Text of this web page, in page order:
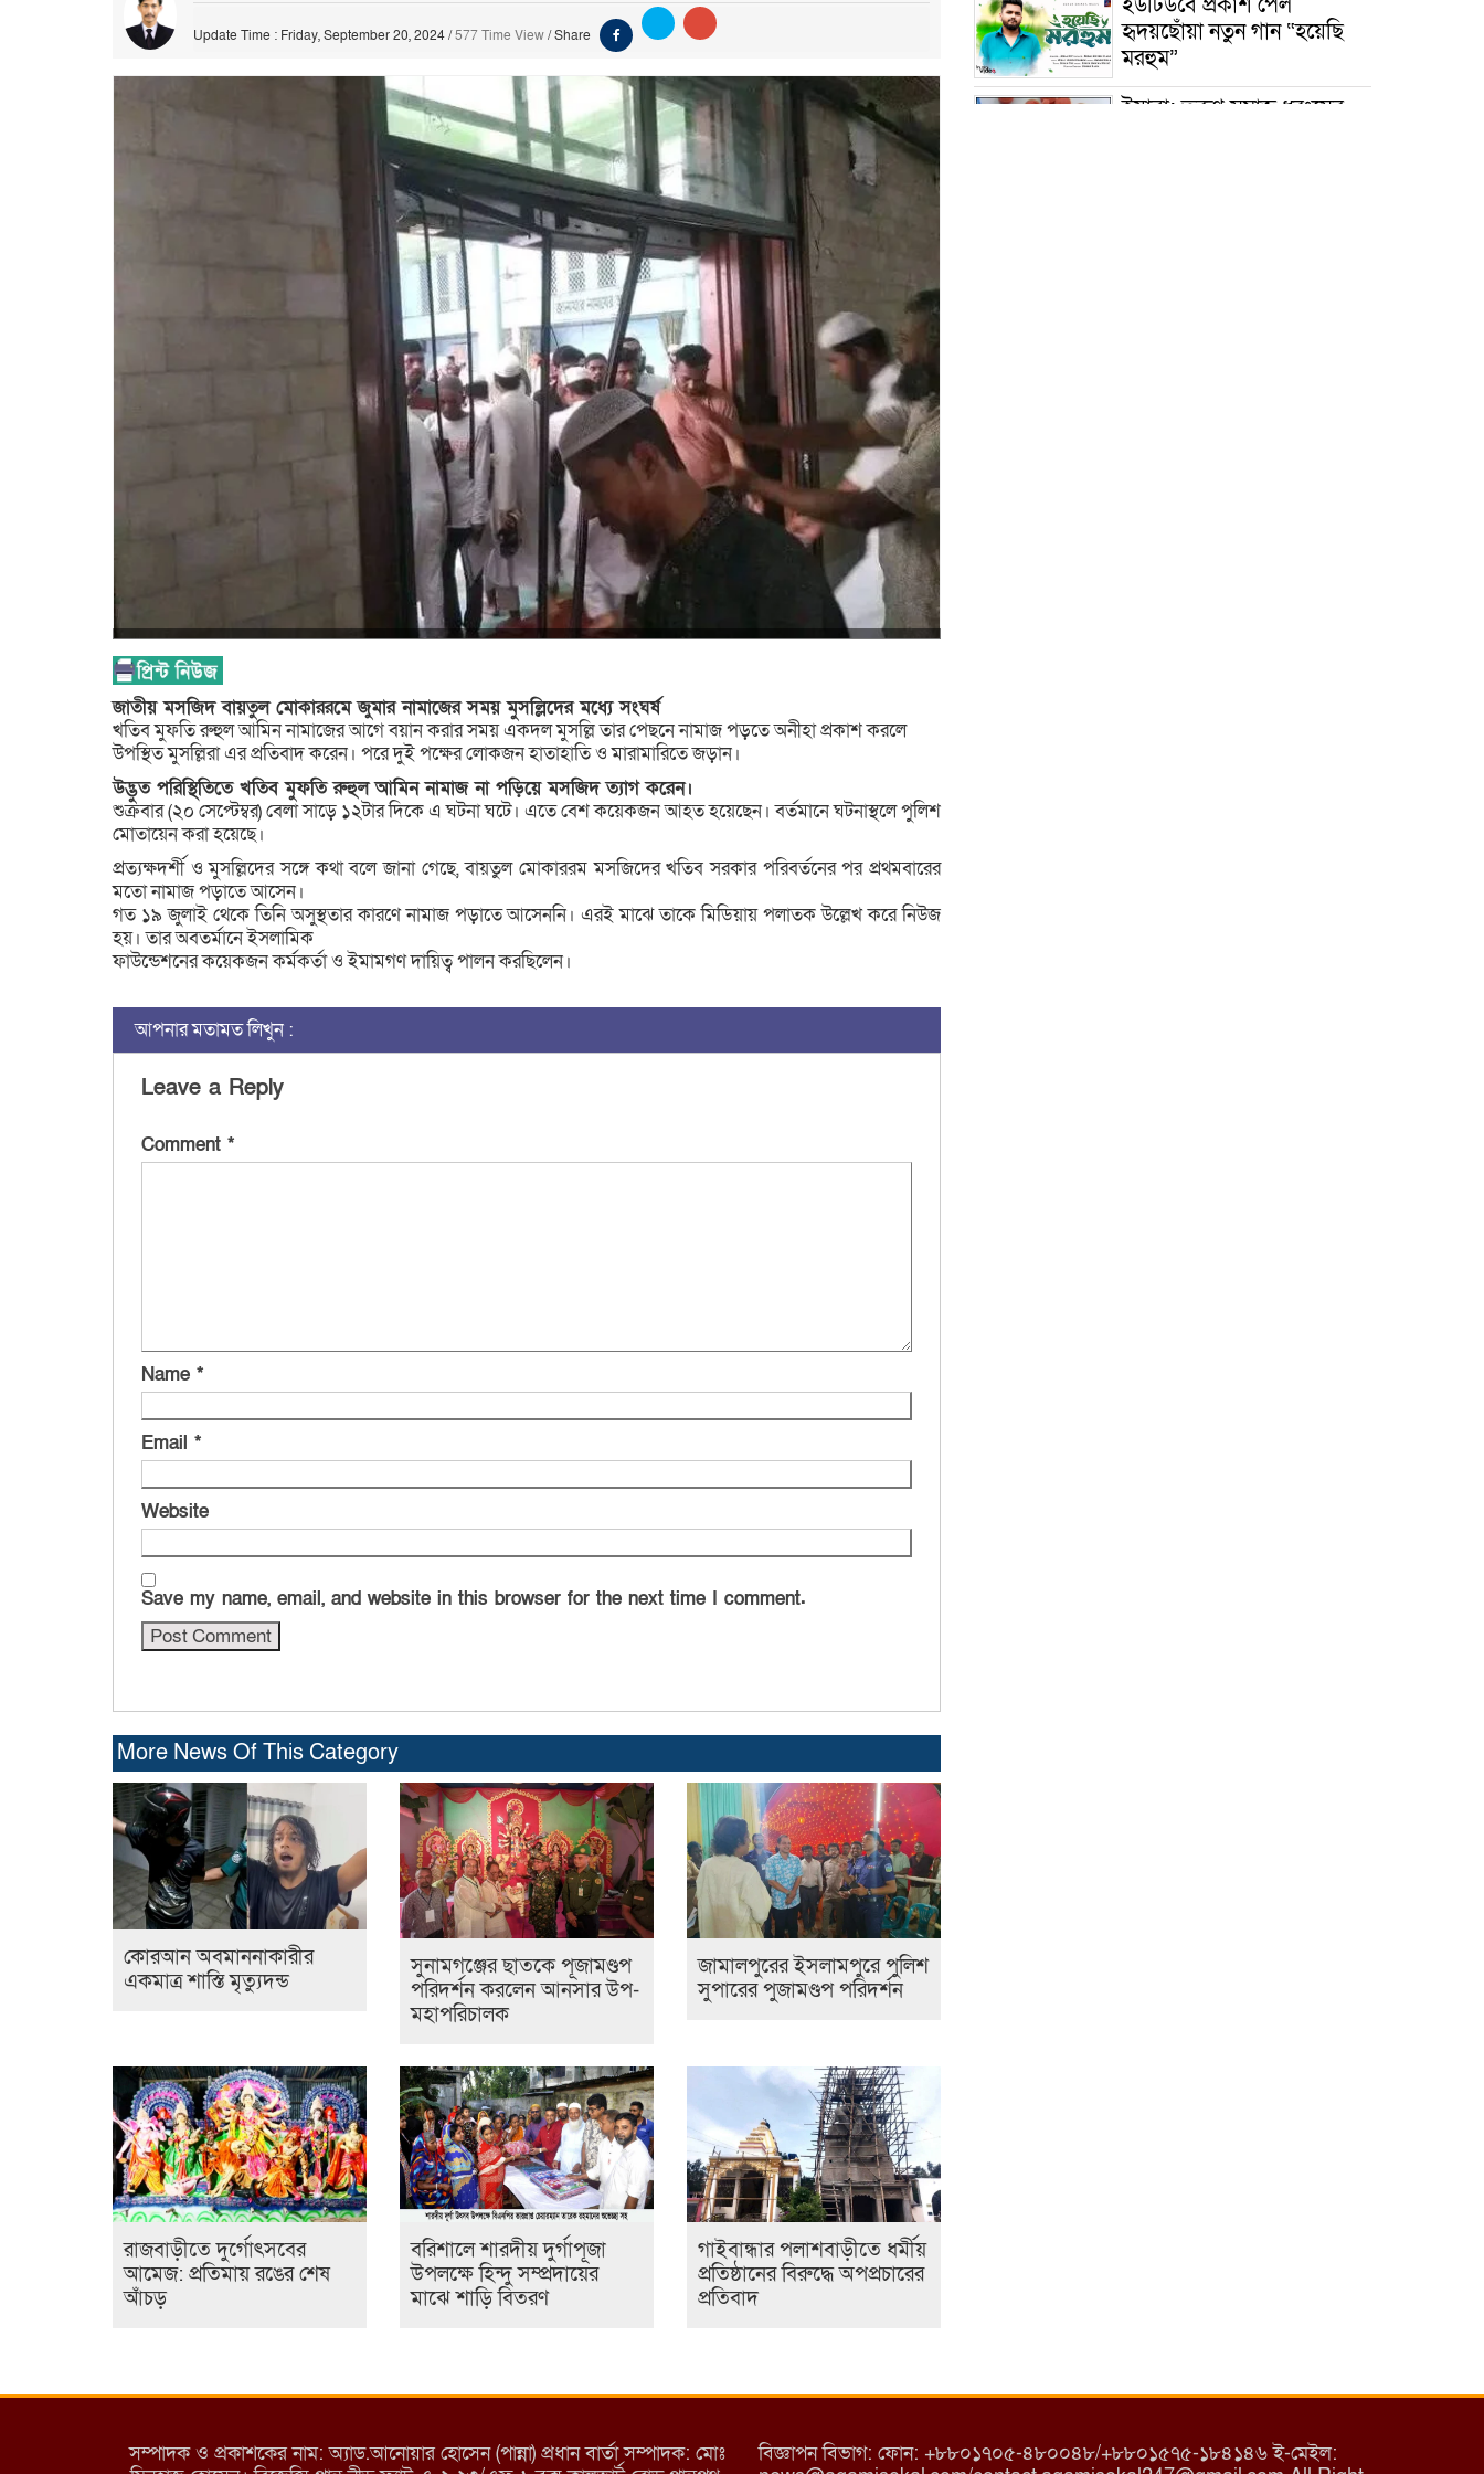
Update Time : Friday, September 20, 2024/577 Time View/Share
জাতীয় মসজিদ বায়তুল মোকাররমে জুমার নামাজের সময় মুসল্লিদের মধ্যে সংঘর্ষ
খতিব মুফতি রুহুল আমিন নামাজের আগে বয়ান করার সময় একদল মুসল্লি তার পেছনে নামাজ পড়তে অনীহা প্রকাশ করলে
উপস্থিত মুসল্লিরা এর প্রতিবাদ করেন। পরে দুই পক্ষের লোকজন হাতাহাতি ও মারামারিতে জড়ান।
উদ্ভুত পরিস্থিতিতে খতিব মুফতি রুহুল আমিন নামাজ না পড়িয়ে মসজিদ ত্যাগ করেন।
শুক্রবার (২০ সেপ্টেম্বর) বেলা সাড়ে ১২টার দিকে এ ঘটনা ঘটে। এতে বেশ কয়েকজন আহত হয়েছেন। বর্তমানে ঘটনাস্থলে পুলিশ
মোতায়েন করা হয়েছে।
প্রত্যক্ষদর্শী ও মুসল্লিদের সঙ্গে কথা বলে জানা গেছে, বায়তুল মোকাররম মসজিদের খতিব সরকার পরিবর্তনের পর প্রথমবারের
মতো নামাজ পড়াতে আসেন।
গত ১৯ জুলাই থেকে তিনি অসুস্থতার কারণে নামাজ পড়াতে আসেননি। এরই মাঝে তাকে মিডিয়ায় পলাতক উল্লেখ করে নিউজ
হয়। তার অবতর্মানে ইসলামিক
ফাউন্ডেশনের কয়েকজন কর্মকর্তা ও ইমামগণ দায়িত্ব পালন করছিলেন।
আপনার মতামত লিখুন :
Leave a Reply
Comment *
Name *
Email *
Website
Save my name, email, and website in this browser for the next time I comment.
More News Of This Category
কোরআন অবমাননাকারীর
একমাত্র শাস্তি মৃত্যুদন্ড
সুনামগঞ্জের ছাতকে পূজামণ্ডপ
পরিদর্শন করলেন আনসার উপ-
মহাপরিচালক
জামালপুরের ইসলামপুরে পুলিশ
সুপারের পুজামণ্ডপ পরিদর্শন
রাজবাড়ীতে দুর্গোৎসবের
আমেজ: প্রতিমায় রঙের শেষ
আঁচড়
বরিশালে শারদীয় দুর্গাপূজা
উপলক্ষে হিন্দু সম্প্রদায়ের
মাঝে শাড়ি বিতরণ
গাইবান্ধার পলাশবাড়ীতে ধর্মীয়
প্রতিষ্ঠানের বিরুদ্ধে অপপ্রচারের
প্রতিবাদ
হৃদয়ছোঁয়া নতুন গান “হয়েছি
মরহুম”
ইয়াবা: তরুণ সমাজ ধ্বংসের
সম্পাদক ও প্রকাশকের নাম: অ্যাড.আনোয়ার হোসেন (পান্না) প্রধান বার্তা সম্পাদক: মোঃ
বিজ্ঞাপন বিভাগ: ফোন: +৮৮০১৭০৫-৪৮০০৪৮/+৮৮০১৫৭৫-১৮৪১৪৬ ই-মেইল: